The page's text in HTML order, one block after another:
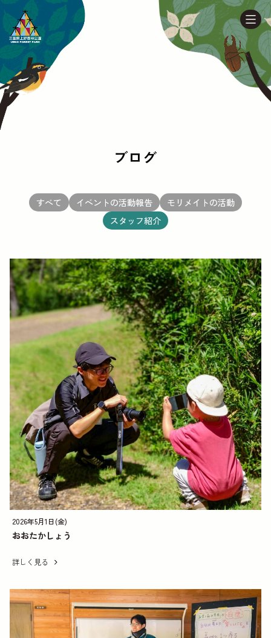
ブログ
すべて イベントの活動報告
モリメイトの活動
スタッフ紹介
2026年5月1日(金)
おおたかしょう
詳しく見る